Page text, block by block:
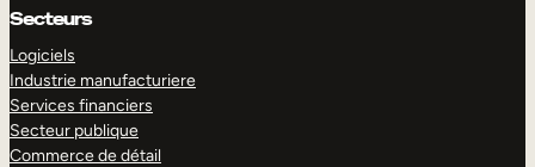
Secteurs
Logiciels
Industrie manufacturiere
Services financiers
Secteur publique
Commerce de détail